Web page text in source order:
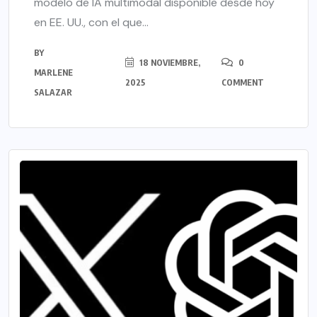
en EE. UU., con el que...
BY
MARLENE
SALAZAR
18 NOVIEMBRE,
2025
0
COMMENT